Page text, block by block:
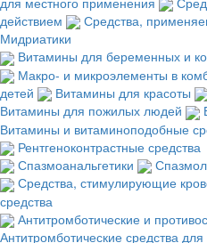
действием
Средства,
Мидриатики
Витамины для беременных и
Макро- и микроэлементы в
детей
Витамины для красоты
Витамины для пожилых людей
Витамины и витаминоподобные
Рентгеноконтрастные средства
Спазмоанальгетики
Средства, стимулирующие
средства
Антитромботические и
Антитромботические средства